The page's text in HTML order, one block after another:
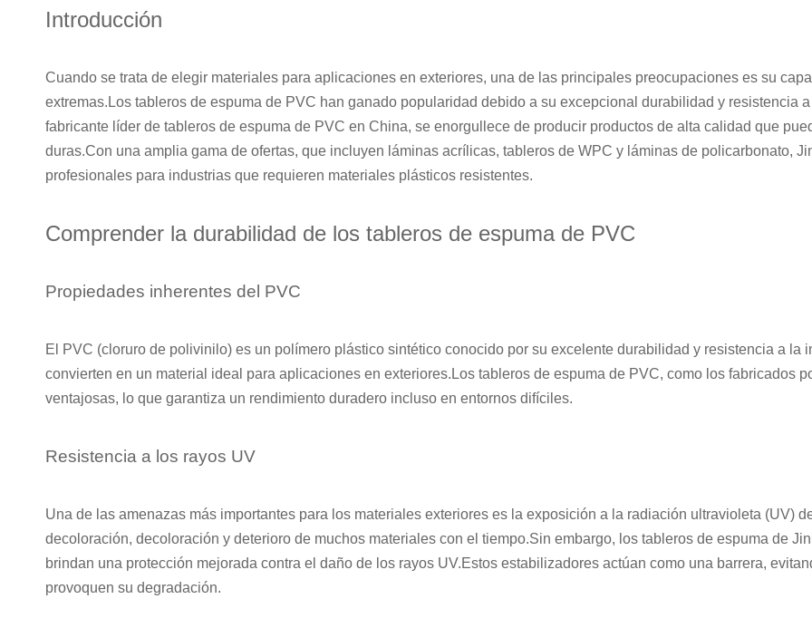
Introducción
Cuando se trata de elegir materiales para aplicaciones en exteriores, una de las principales preocupaciones es su
extremas.Los tableros de espuma de PVC han ganado popularidad debido a su excepcional durabilidad y resistencia
fabricante líder de tableros de espuma de PVC en China, se enorgullece de producir productos de alta calidad que
duras.Con una amplia gama de ofertas, que incluyen láminas acrílicas, tableros de WPC y láminas de policarbonato,
profesionales para industrias que requieren materiales plásticos resistentes.
Comprender la durabilidad de los tableros de espuma de PVC
Propiedades inherentes del PVC
El PVC (cloruro de polivinilo) es un polímero plástico sintético conocido por su excelente durabilidad y resistencia a la
convierten en un material ideal para aplicaciones en exteriores.Los tableros de espuma de PVC, como los fabricados
ventajosas, lo que garantiza un rendimiento duradero incluso en entornos difíciles.
Resistencia a los rayos UV
Una de las amenazas más importantes para los materiales exteriores es la exposición a la radiación ultravioleta (UV)
decoloración, decoloración y deterioro de muchos materiales con el tiempo.Sin embargo, los tableros de espuma de
brindan una protección mejorada contra el daño de los rayos UV.Estos estabilizadores actúan como una barrera,
provoquen su degradación.